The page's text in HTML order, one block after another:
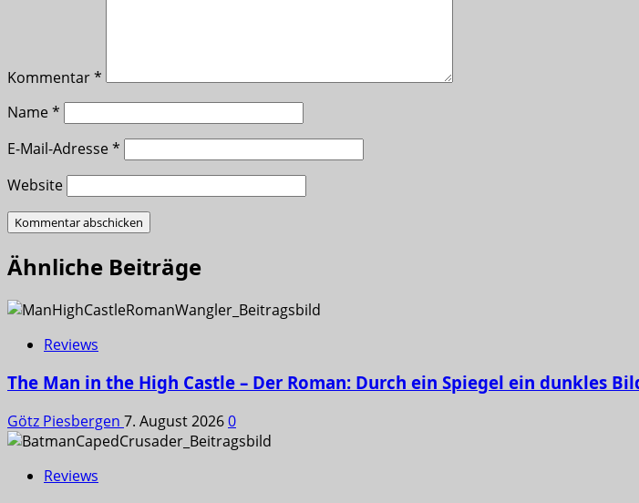
Kommentar*
Name*
E-Mail-Adresse*
Website
Ähnliche Beiträge
Reviews
The Man in the High Castle – Der Roman: Durch ein Spiegel ein dunkles
Götz Piesbergen 7. August 20260
Reviews